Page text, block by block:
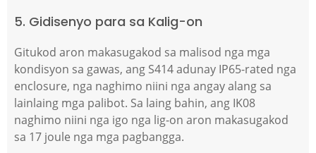
5. Gidisenyo para sa Kalig-on
Gitukod aron makasugakod sa malisod nga mga
kondisyon sa gawas, ang S414 adunay IP65-rated nga
enclosure, nga naghimo niini nga angay alang sa
lainlaing mga palibot. Sa laing bahin, ang IK08
naghimo niini nga igo nga lig-on aron makasugakod
sa 17 joule nga mga pagbangga.